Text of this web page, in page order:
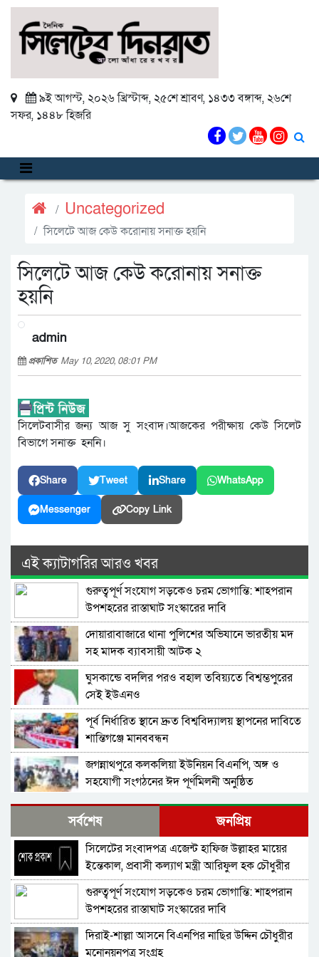
৯ই আগস্ট, ২০২৬ খ্রিস্টাব্দ, ২৫শে শ্রাবণ, ১৪৩৩ বঙ্গাব্দ, ২৬শে
সফর, ১৪৪৮ হিজরি
Uncategorized
সিলেটে আজ কেউ করোনায় সনাক্ত হয়নি
সিলেটে আজ কেউ করোনায় সনাক্ত
হয়নি
admin
প্রকাশিত May 10, 2020, 08:01 PM
সিলেটবাসীর জন্য আজ সু সংবাদ।আজকের পরীক্ষায় কেউ সিলেট
বিভাগে সনাক্ত হননি।
Share Tweet Share WhatsApp
Messenger Copy Link
এই ক্যাটাগরির আরও খবর
গুরুত্বপূর্ণ সংযোগ সড়কেও চরম ভোগান্তি: শাহপরান
উপশহরের রাস্তাঘাট সংস্কারের দাবি
দোয়ারাবাজারে থানা পুলিশের অভিযানে ভারতীয় মদ
সহ মাদক ব্যাবসায়ী আটক ২
ঘুসকান্ডে বদলির পরও বহাল তবিয়্যতে বিশ্বম্ভপুরের
সেই ইউএনও
পূর্ব নির্ধারিত স্থানে দ্রুত বিশ্ববিদ্যালয় স্থাপনের দাবিতে
শান্তিগঞ্জে মানববন্ধন
জগন্নাথপুরে কলকলিয়া ইউনিয়ন বিএনপি, অঙ্গ ও
সহযোগী সংগঠনের ঈদ পূর্ণমিলনী অনুষ্ঠিত
বাংলাদেশ জামায়াতে ইসলামীর আমির ডা. শফিকুর
রহমান বলেছেন গণহত্যার বিচার করতে হবে
নিখোঁজ সংবাদ
ই-সিম বাংলাদেশে পিছিয়ে কেন?
দোয়ারায় স্বেচ্ছা সেবক লী গ নেতাসহ যু বলীগ সদস্য
সর্বশেষ জনপ্রিয়
সিলেটের সংবাদপত্র এজেন্ট হাফিজ উল্লাহর মায়ের
ইন্তেকাল, প্রবাসী কল্যাণ মন্ত্রী আরিফুল হক চৌধুরীর
শোক
গুরুত্বপূর্ণ সংযোগ সড়কেও চরম ভোগান্তি: শাহপরান
উপশহরের রাস্তাঘাট সংস্কারের দাবি
দিরাই-শাল্লা আসনে বিএনপির নাছির উদ্দিন চৌধুরীর
মনোনয়নপত্র সংগ্রহ